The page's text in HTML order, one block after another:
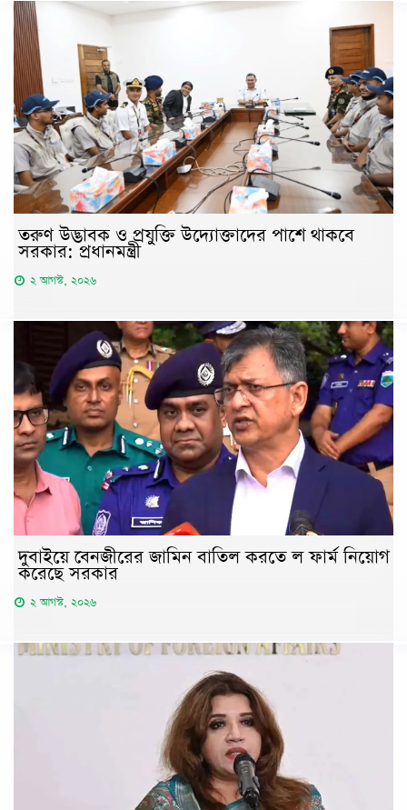
তরুণ উদ্ভাবক ও প্রযুক্তি উদ্যোক্তাদের পাশে থাকবে
সরকার: প্রধানমন্ত্রী
২ আগস্ট, ২০২৬
দুবাইয়ে বেনজীরের জামিন বাতিল করতে ল ফার্ম নিয়োগ
করেছে সরকার
২ আগস্ট, ২০২৬